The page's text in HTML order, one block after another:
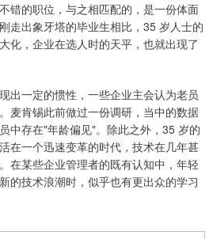
错的职位，与之相匹配的，是一份体面
走出象牙塔的毕业生相比，35 岁人士的
化，企业在选人时的天平，也就出现了
出一定的惯性，一些企业主会认为老员
麦肯锡此前做过一份调研，当中的数据
中存在"年龄偏见"。除此之外，35 岁的
在一个迅速变革的时代，技术在几年甚
在某些企业管理者的既有认知中，年轻
的技术浪潮时，似乎也有更出众的学习